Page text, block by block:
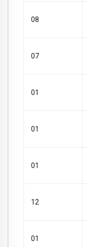
08
07
01
01
01
12
01